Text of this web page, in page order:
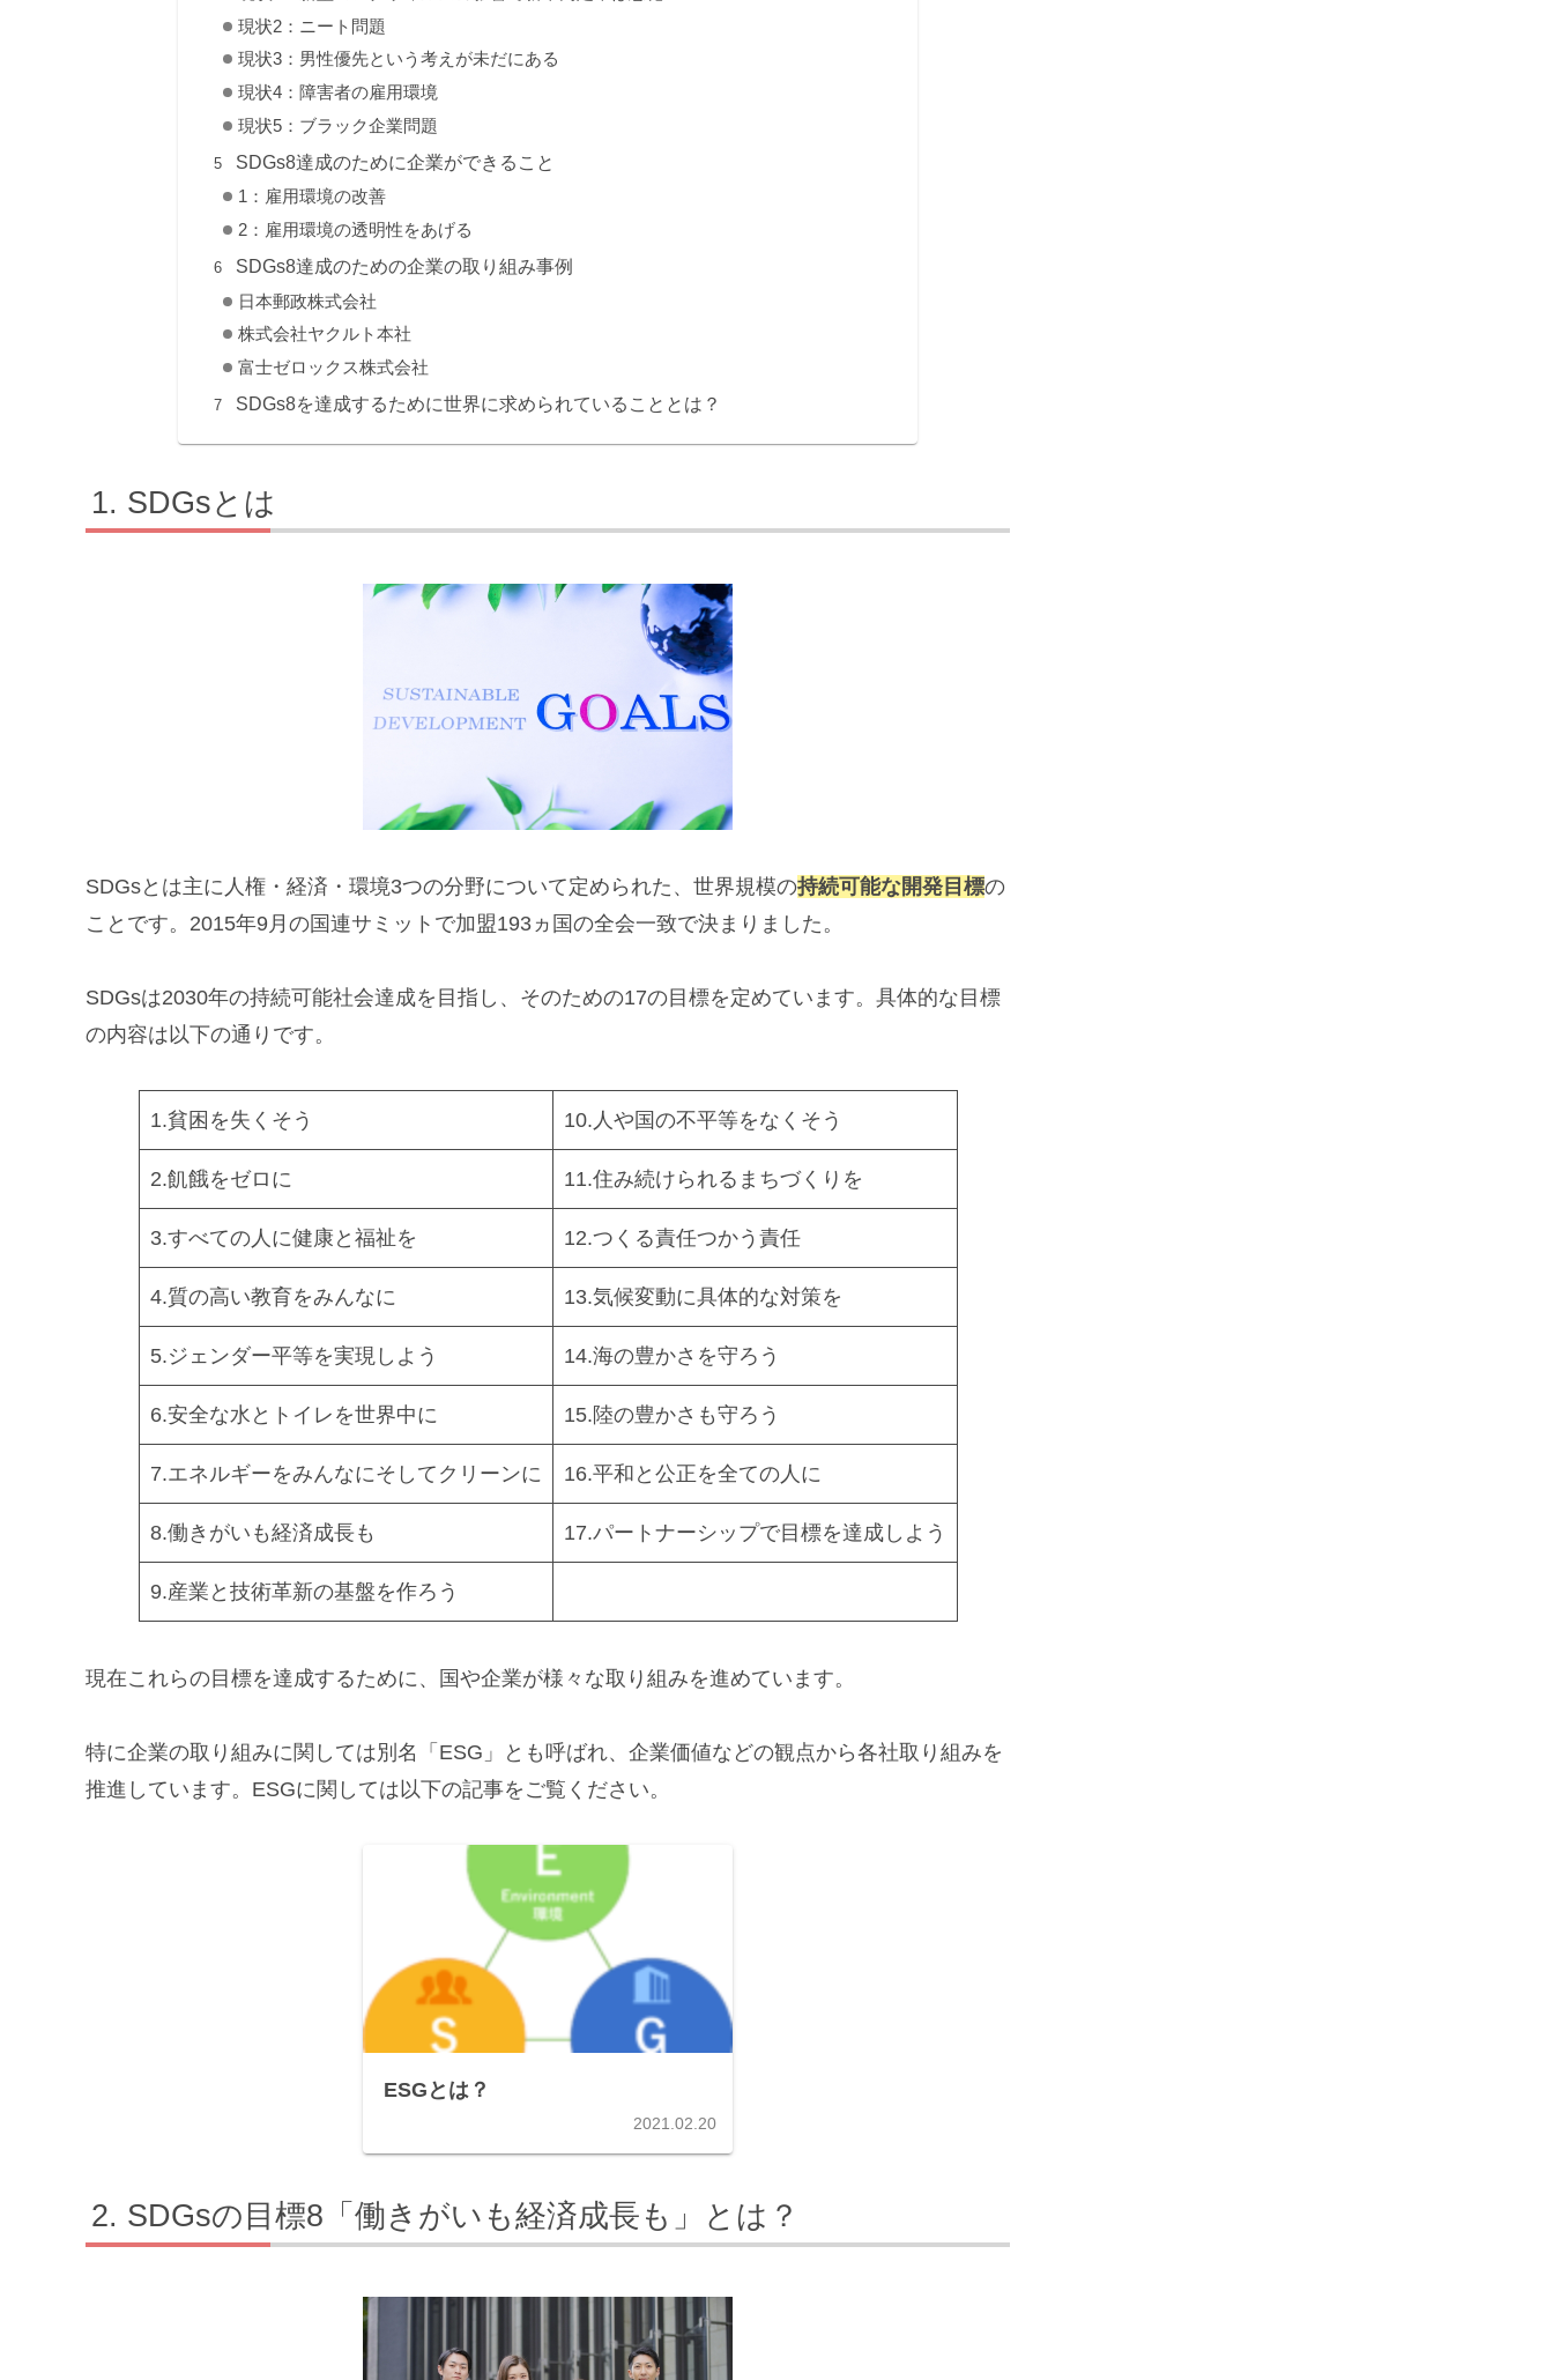
現状2：ニート問題
現状3：男性優先という考えが未だにある
現状4：障害者の雇用環境
現状5：ブラック企業問題
SDGs8達成のために企業ができること
1：雇用環境の改善
2：雇用環境の透明性をあげる
SDGs8達成のための企業の取り組み事例
日本郵政株式会社
株式会社ヤクルト本社
富士ゼロックス株式会社
SDGs8を達成するために世界に求められていることとは？
SDGsとは
SDGsとは主に人権・経済・環境3つの分野について定められた、世界規模の持続可能な開発目標の
ことです。2015年9月の国連サミットで加盟193ヵ国の全会一致で決まりました。
SDGsは2030年の持続可能社会達成を目指し、そのための17の目標を定めています。具体的な目標
の内容は以下の通りです。
1.貧困を失くそう 10.人や国の不平等をなくそう
2.飢餓をゼロに 11.住み続けられるまちづくりを
3.すべての人に健康と福祉を 12.つくる責任つかう責任
4.質の高い教育をみんなに 13.気候変動に具体的な対策を
5.ジェンダー平等を実現しよう 14.海の豊かさを守ろう
6.安全な水とトイレを世界中に 15.陸の豊かさも守ろう
7.エネルギーをみんなにそしてクリーンに 16.平和と公正を全ての人に
8.働きがいも経済成長も 17.パートナーシップで目標を達成しよう
9.産業と技術革新の基盤を作ろう
現在これらの目標を達成するために、国や企業が様々な取り組みを進めています。
特に企業の取り組みに関しては別名「ESG」とも呼ばれ、企業価値などの観点から各社取り組みを
推進しています。ESGに関しては以下の記事をご覧ください。
ESGとは？
2021.02.20
SDGsの目標8「働きがいも経済成長も」とは？